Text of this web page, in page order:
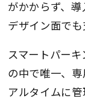
がかからず、導
デザイン面でも
スマートパー
の中で唯一、
アルタイムに